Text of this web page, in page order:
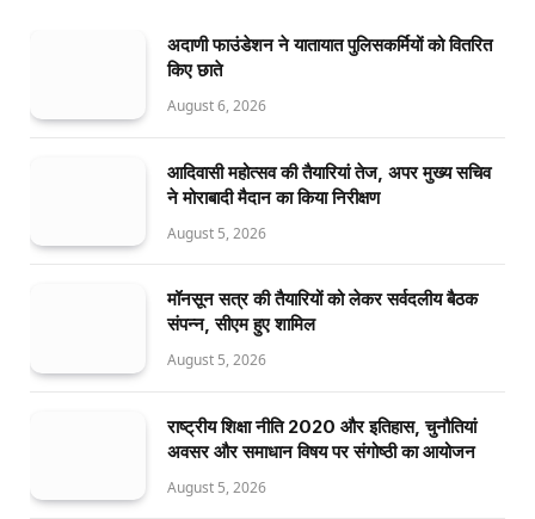
अदाणी फाउंडेशन ने यातायात पुलिसकर्मियों को वितरित
किए छाते
August 6, 2026
आदिवासी महोत्सव की तैयारियां तेज, अपर मुख्य सचिव
ने मोराबादी मैदान का किया निरीक्षण
August 5, 2026
मॉनसून सत्र की तैयारियों को लेकर सर्वदलीय बैठक
संपन्न, सीएम हुए शामिल
August 5, 2026
राष्ट्रीय शिक्षा नीति 2020 और इतिहास, चुनौतियां
अवसर और समाधान विषय पर संगोष्ठी का आयोजन
August 5, 2026